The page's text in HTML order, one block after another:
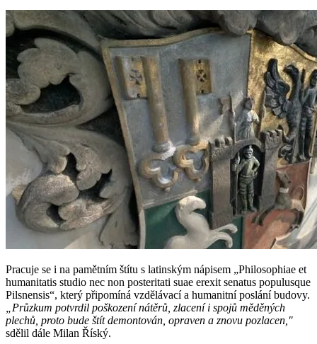
Pracuje se i na pamětním štítu s latinským nápisem „Philosophiae et
humanitatis studio nec non posteritati suae erexit senatus populusque
Pilsnensis“, který připomíná vzdělávací a humanitní poslání budovy.
„Průzkum potvrdil poškození nátěrů, zlacení i spojů měděných
plechů, proto bude štít demontován, opraven a znovu pozlacen,"
sdělil dále Milan Říský.